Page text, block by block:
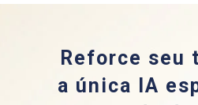
Reforce seu
a única IA